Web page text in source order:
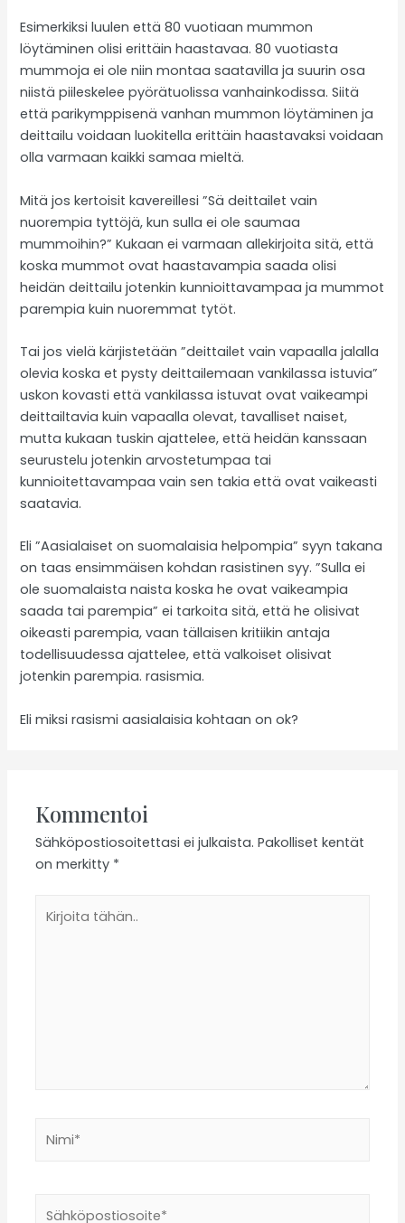
Esimerkiksi luulen että 80 vuotiaan mummon
löytäminen olisi erittäin haastavaa. 80 vuotiasta
mummoja ei ole niin montaa saatavilla ja suurin osa
niistä piileskelee pyörätuolissa vanhainkodissa. Siitä
että parikymppisenä vanhan mummon löytäminen ja
deittailu voidaan luokitella erittäin haastavaksi voidaan
olla varmaan kaikki samaa mieltä.
Mitä jos kertoisit kavereillesi ”Sä deittailet vain
nuorempia tyttöjä, kun sulla ei ole saumaa
mummoihin?” Kukaan ei varmaan allekirjoita sitä, että
koska mummot ovat haastavampia saada olisi
heidän deittailu jotenkin kunnioittavampaa ja mummot
parempia kuin nuoremmat tytöt.
Tai jos vielä kärjistetään ”deittailet vain vapaalla jalalla
olevia koska et pysty deittailemaan vankilassa istuvia”
uskon kovasti että vankilassa istuvat ovat vaikeampi
deittailtavia kuin vapaalla olevat, tavalliset naiset,
mutta kukaan tuskin ajattelee, että heidän kanssaan
seurustelu jotenkin arvostetumpaa tai
kunnioitettavampaa vain sen takia että ovat vaikeasti
saatavia.
Eli ”Aasialaiset on suomalaisia helpompia” syyn takana
on taas ensimmäisen kohdan rasistinen syy. ”Sulla ei
ole suomalaista naista koska he ovat vaikeampia
saada tai parempia” ei tarkoita sitä, että he olisivat
oikeasti parempia, vaan tällaisen kritiikin antaja
todellisuudessa ajattelee, että valkoiset olisivat
jotenkin parempia. rasismia.
Eli miksi rasismi aasialaisia kohtaan on ok?
Kommentoi
Sähköpostiosoitettasi ei julkaista. Pakolliset kentät
on merkitty *
tähän..